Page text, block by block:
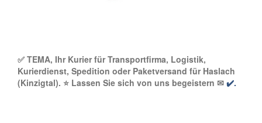
✅ TEMA, Ihr Kurier für Transportfirma, Logistik,
Kurierdienst, Spedition oder Paketversand für Haslach
(Kinzigtal). ⭐ Lassen Sie sich von uns begeistern ✉ ✔️.